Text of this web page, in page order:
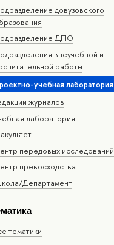
довузовского
ДПО
внеучебной и
работы
учебная лаборатория
журналов
лаборатория
передовых исследований
превосходства
Департамент
тематики